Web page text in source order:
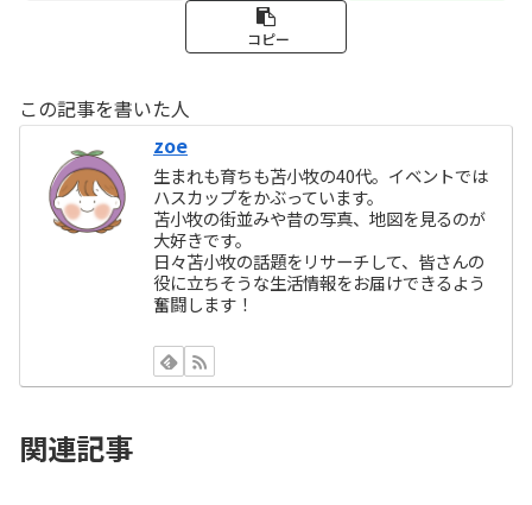
コピー
この記事を書いた人
zoe
生まれも育ちも苫小牧の40代。イベントでは
ハスカップをかぶっています。
苫小牧の街並みや昔の写真、地図を見るのが
大好きです。
日々苫小牧の話題をリサーチして、皆さんの
役に立ちそうな生活情報をお届けできるよう
奮闘します！
関連記事